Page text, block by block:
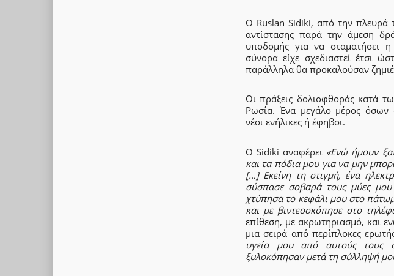
Ο Ruslan Sidiki, από την πλευρά
αντίστασης παρά την άμεση
υποδομής για να σταματήσει
σύνορα είχε σχεδιαστεί έτσι
παράλληλα θα προκαλούσαν
Οι πράξεις δολιοφθοράς κατά
Ρωσία. Ένα μεγάλο μέρος όσων
νέοι ενήλικες ή έφηβοι.
Ο Sidiki αναφέρει «Ενώ ήμουν
και τα πόδια μου για να μην
[…] Εκείνη τη στιγμή, ένα
σύσπασε σοβαρά τους μύες
χτύπησα το κεφάλι μου στο
και με βιντεοσκόπησε στο
επίθεση, με ακρωτηριασμό, και
μια σειρά από περίπλοκες
υγεία μου από αυτούς τους
ξυλοκόπησαν μετά τη σύλληψή